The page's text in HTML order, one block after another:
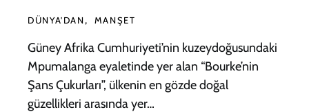
DÜNYA'DAN MANŞET
Güney Afrika Cumhuriyeti’nin kuzeydoğusundaki
Mpumalanga eyaletinde yer alan “Bourke’nin
Şans Çukurları”, ülkenin en gözde doğal
güzellikleri arasında yer…